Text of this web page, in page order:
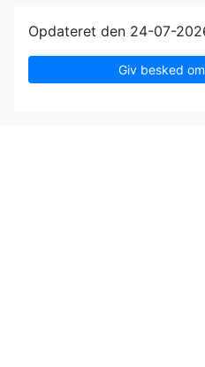
Opdateret den 24-07-
Giv besked